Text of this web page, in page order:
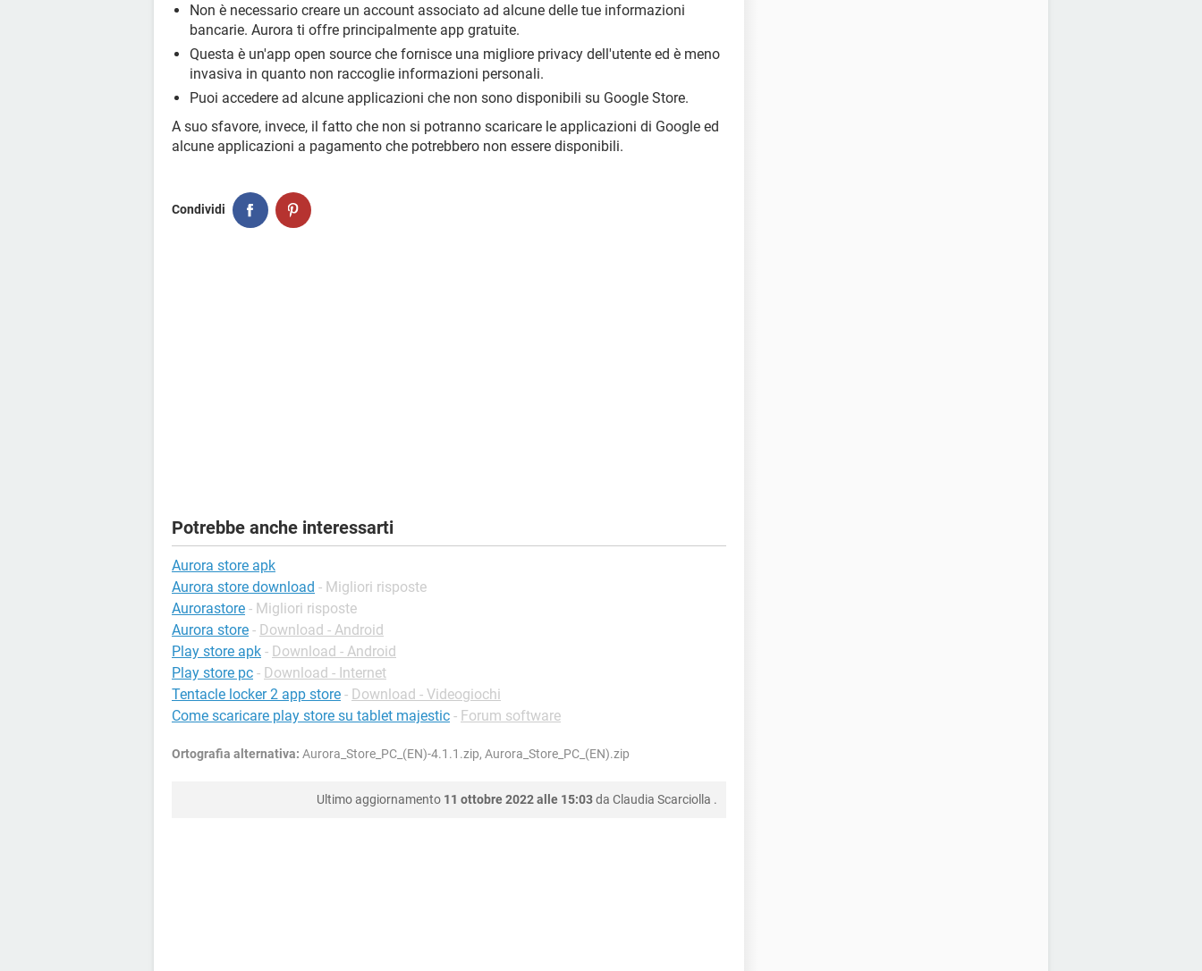
Non è necessario creare un account associato ad alcune delle tue informazioni
bancarie. Aurora ti offre principalmente app gratuite.
Questa è un'app open source che fornisce una migliore privacy dell'utente ed è meno
invasiva in quanto non raccoglie informazioni personali.
Puoi accedere ad alcune applicazioni che non sono disponibili su Google Store.
A suo sfavore, invece, il fatto che non si potranno scaricare le applicazioni di Google ed
alcune applicazioni a pagamento che potrebbero non essere disponibili.
Condividi
Potrebbe anche interessarti
Aurora store apk
Aurora store download - Migliori risposte
Aurorastore - Migliori risposte
Aurora store - Download - Android
Play store apk - Download - Android
Play store pc - Download - Internet
Tentacle locker 2 app store - Download - Videogiochi
Come scaricare play store su tablet majestic - Forum software
Ortografia alternativa: Aurora_Store_PC_(EN)-4.1.1.zip, Aurora_Store_PC_(EN).zip
Ultimo aggiornamento 11 ottobre 2022 alle 15:03da Claudia Scarciolla .